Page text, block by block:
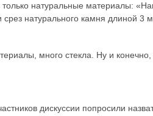
натуральные материалы:
натурального камня длиной 3
много стекла. Ну и конечно,
дискуссии попросили